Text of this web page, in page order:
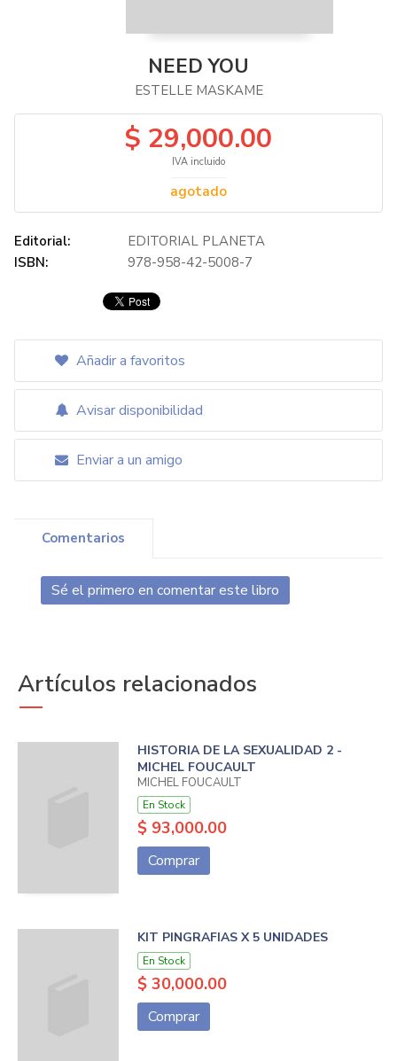
NEED YOU
ESTELLE MASKAME
$ 29,000.00
IVA incluido
agotado
Editorial:
EDITORIAL PLANETA
ISBN:
978-958-42-5008-7
Añadir a favoritos
Avisar disponibilidad
Enviar a un amigo
Comentarios
Sé el primero en comentar este libro
Artículos relacionados
HISTORIA DE LA SEXUALIDAD 2 -
MICHEL FOUCAULT
MICHEL FOUCAULT
En Stock
$ 93,000.00
Comprar
KIT PINGRAFIAS X 5 UNIDADES
En Stock
$ 30,000.00
Comprar